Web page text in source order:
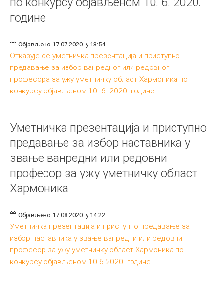
године
Објављено 17.07.2020. у 13:54
Отказује се уметничка презентација и приступно
предавање за избор ванредног или редовног
професора за ужу уметничку област Хармоника по
конкурсу објављеном 10. 6. 2020. године
Уметничка презентација и приступно
предавање за избор наставника у
звање ванредни или редовни
професор за ужу уметничку област
Хармоника
Објављено 17.08.2020. у 14:22
Уметничка презентација и приступно предавање за
избор наставника у звање ванредни или редовни
професор за ужу уметничку област Хармоника по
конкурсу објављеном 10.6.2020. године.